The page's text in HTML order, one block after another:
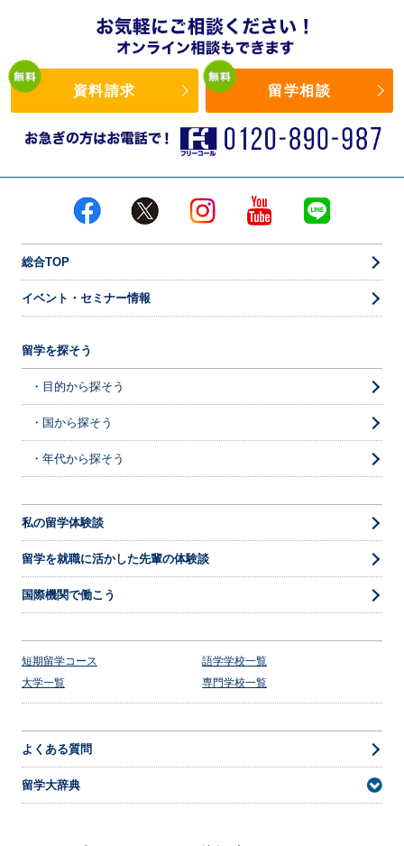
資料請求 留学相談
総合TOP
イベント・セミナー情報
留学を探そう
・目的から探そう
・国から探そう
・年代から探そう
私の留学体験談
留学を就職に活かした先輩の体験談
国際機関で働こう
短期留学コース
語学学校一覧
大学一覧
専門学校一覧
よくある質問
留学大辞典